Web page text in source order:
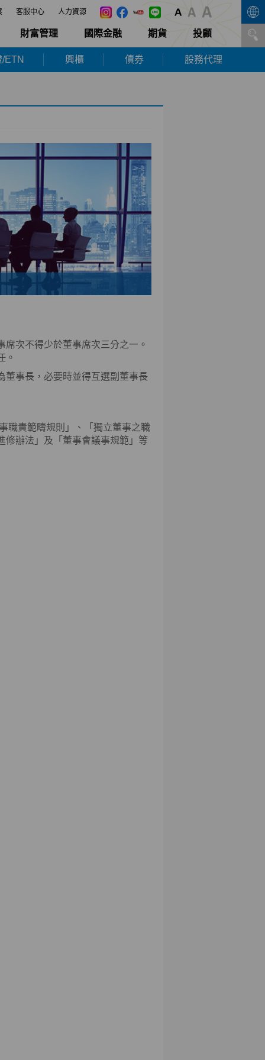
客服中心 人力資源
財富管理 國際金融 期貨 投顧
ETN 興櫃 債券 股務代理
次不得少於董事席次三分之一。
。
董事長，必要時並得互選副董事長
職責範疇規則」、「獨立董事之職
修辦法」及「董事會議事規範」等